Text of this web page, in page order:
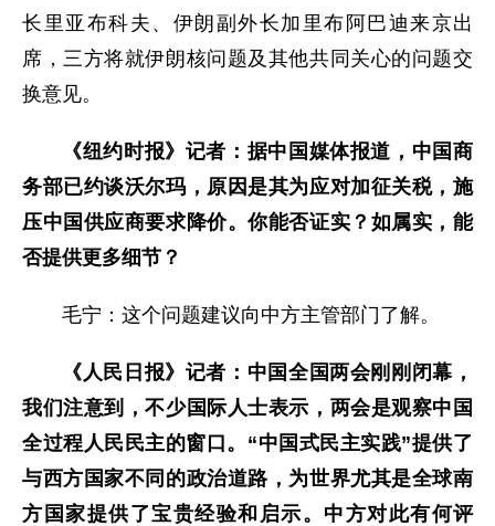
长里亚布科夫、伊朗副外长加里布阿巴迪来京出
席，三方将就伊朗核问题及其他共同关心的问题交
换意见。
《纽约时报》记者：据中国媒体报道，中国商
务部已约谈沃尔玛，原因是其为应对加征关税，施
压中国供应商要求降价。你能否证实？如属实，能
否提供更多细节？
毛宁：这个问题建议向中方主管部门了解。
《人民日报》记者：中国全国两会刚刚闭幕，
我们注意到，不少国际人士表示，两会是观察中国
全过程人民民主的窗口。“中国式民主实践”提供了
与西方国家不同的政治道路，为世界尤其是全球南
方国家提供了宝贵经验和启示。中方对此有何评